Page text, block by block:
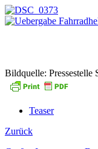
Bildquelle: Pressestelle
Teaser
Zurück